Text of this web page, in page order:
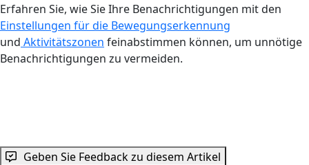
Erfahren Sie, wie Sie Ihre Benachrichtigungen mit den
Einstellungen für die Bewegungserkennung
und Aktivitätszonen feinabstimmen können, um unnötige
Benachrichtigungen zu vermeiden.
Geben Sie Feedback zu diesem Artikel